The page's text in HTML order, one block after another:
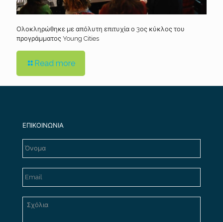
Ολοκληρώθηκε με απόλυτη επιτυχία ο 3ος κύκλος του
προγράμματος Young Cities
Read more
ΕΠΙΚΟΙΝΩΝΙΑ